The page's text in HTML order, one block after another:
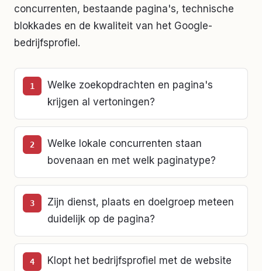
concurrenten, bestaande pagina's, technische
blokkades en de kwaliteit van het Google-
bedrijfsprofiel.
Welke zoekopdrachten en pagina's
krijgen al vertoningen?
Welke lokale concurrenten staan
bovenaan en met welk paginatype?
Zijn dienst, plaats en doelgroep meteen
duidelijk op de pagina?
Klopt het bedrijfsprofiel met de website